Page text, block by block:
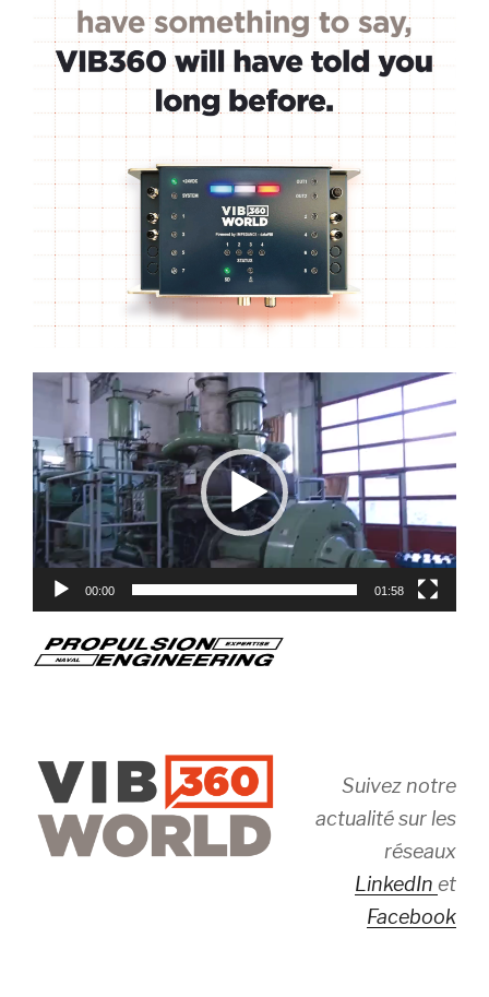
Lecteur
00:00 01:58
Suivez notre
actualité sur les
réseaux
LinkedIn et
Facebook